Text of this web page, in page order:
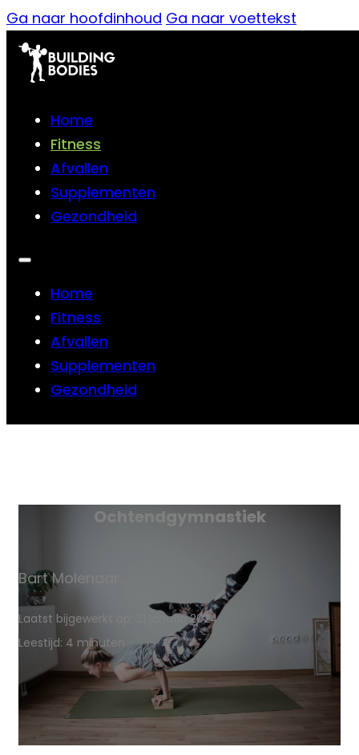
Ga naar hoofdinhoud Ga naar voettekst
Home
Fitness
Afvallen
Supplementen
Gezondheid
Home
Fitness
Afvallen
Supplementen
Gezondheid
Ochtendgymnastiek
Bart Molenaar
Laatst bijgewerkt op: 21 januari 2024
Leestijd: 4 minuten